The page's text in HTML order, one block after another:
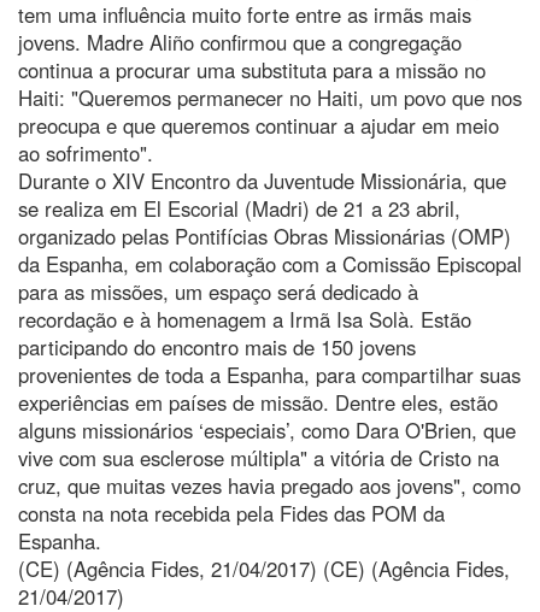
tem uma influência muito forte entre as irmãs mais
jovens. Madre Aliño confirmou que a congregação
continua a procurar uma substituta para a missão no
Haiti: "Queremos permanecer no Haiti, um povo que nos
preocupa e que queremos continuar a ajudar em meio
ao sofrimento".
Durante o XIV Encontro da Juventude Missionária, que
se realiza em El Escorial (Madri) de 21 a 23 abril,
organizado pelas Pontifícias Obras Missionárias (OMP)
da Espanha, em colaboração com a Comissão Episcopal
para as missões, um espaço será dedicado à
recordação e à homenagem a Irmã Isa Solà. Estão
participando do encontro mais de 150 jovens
provenientes de toda a Espanha, para compartilhar suas
experiências em países de missão. Dentre eles, estão
alguns missionários ‘especiais’, como Dara O'Brien, que
vive com sua esclerose múltipla" a vitória de Cristo na
cruz, que muitas vezes havia pregado aos jovens", como
consta na nota recebida pela Fides das POM da
Espanha.
(CE) (Agência Fides, 21/04/2017) (CE) (Agência Fides,
21/04/2017)